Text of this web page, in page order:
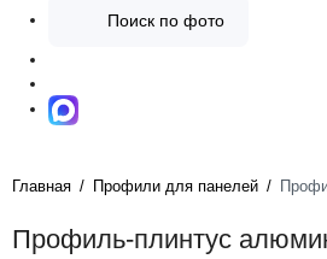
Поиск по фото
Главная Профили для панелей
Профиль-плинтус